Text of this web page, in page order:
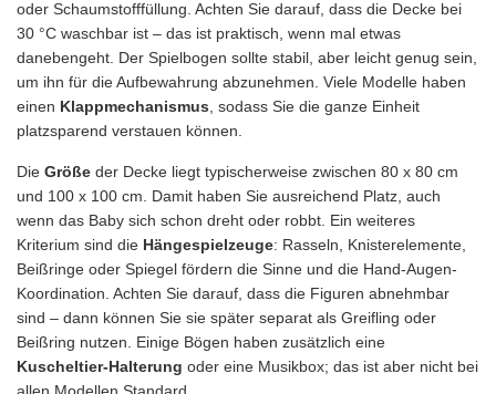
oder Schaumstofffüllung. Achten Sie darauf, dass die Decke bei
30 °C waschbar ist – das ist praktisch, wenn mal etwas
danebengeht. Der Spielbogen sollte stabil, aber leicht genug sein,
um ihn für die Aufbewahrung abzunehmen. Viele Modelle haben
einen Klappmechanismus , sodass Sie die ganze Einheit
platzsparend verstauen können.
Die Größe der Decke liegt typischerweise zwischen 80 x 80 cm
und 100 x 100 cm. Damit haben Sie ausreichend Platz, auch
wenn das Baby sich schon dreht oder robbt. Ein weiteres
Kriterium sind die Hängespielzeuge: Rasseln, Knisterelemente,
Beißringe oder Spiegel fördern die Sinne und die Hand-Augen-
Koordination. Achten Sie darauf, dass die Figuren abnehmbar
sind – dann können Sie sie später separat als Greifling oder
Beißring nutzen. Einige Bögen haben zusätzlich eine
Kuscheltier-Halterung oder eine Musikbox; das ist aber nicht bei